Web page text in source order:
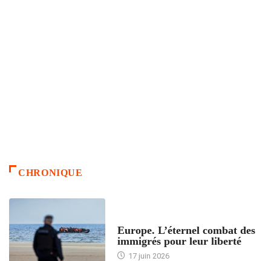
CHRONIQUE
Europe. L’éternel combat des
immigrés pour leur liberté
17 juin 2026